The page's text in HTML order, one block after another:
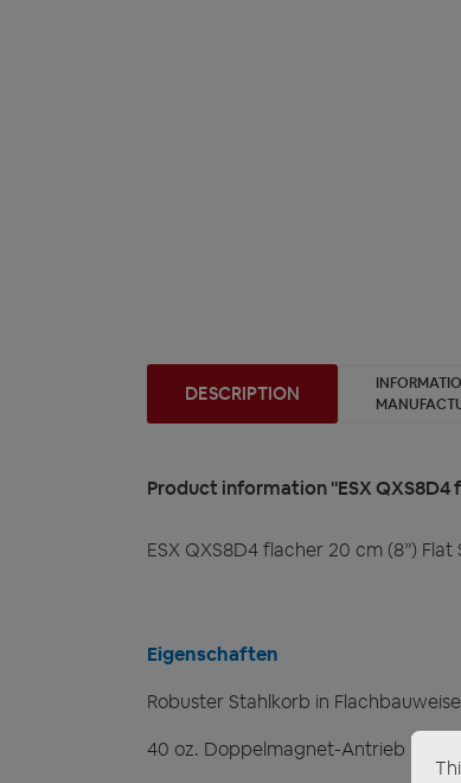
DESCRIPTION
Product information "ESX
ESX QXS8D4 flacher 20 cm (8”)
Eigenschaften
Robuster Stahlkorb in Flachbauweise
40 oz. Doppelmagnet-Antrieb